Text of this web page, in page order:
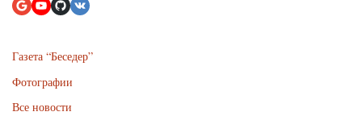
Газета “Беседер”
Фотографии
Все новости